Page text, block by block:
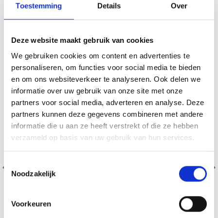
Toestemming Details Over
Deze website maakt gebruik van cookies
We gebruiken cookies om content en advertenties te
personaliseren, om functies voor social media te bieden
en om ons websiteverkeer te analyseren. Ook delen we
informatie over uw gebruik van onze site met onze
partners voor social media, adverteren en analyse. Deze
partners kunnen deze gegevens combineren met andere
informatie die u aan ze heeft verstrekt of die ze hebben
verzameld op basis van uw gebruik van hun services.
Noodzakelijk
Voorkeuren
20% korting
Économisez jusqu'à 50 %
Soyez le premier à connaître nos soldes et